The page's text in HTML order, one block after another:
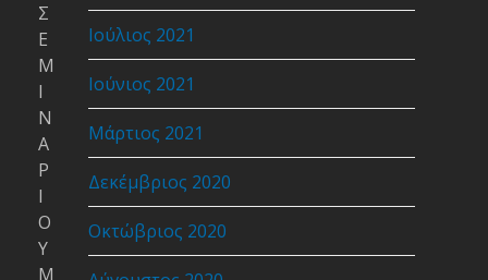
Ιούλιος 2021
Ιούνιος 2021
Μάρτιος 2021
Δεκέμβριος 2020
Οκτώβριος 2020
Σ
Ε
Μ
Ι
Ν
Α
Ρ
Ι
Ο
Υ
Μ